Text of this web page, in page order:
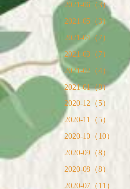
2021-06（3）
2021-05（3）
2021-04（7）
2021-03（7）
2021-02（4）
2021-01（8）
2020-12（5）
2020-11（5）
2020-10（10）
2020-09（8）
2020-08（8）
2020-07（11）